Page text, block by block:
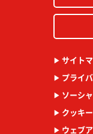
サイト
プライ
ソーシ
クッキ
ウェブ